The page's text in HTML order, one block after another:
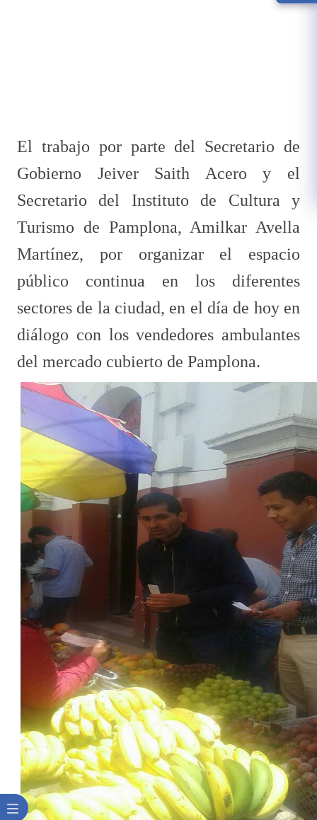
​El trabajo por parte del Secretario de
Gobierno Jeiver Saith Acero y el
Secretario del Instituto de Cultura y
Turismo de Pamplona, Amilkar Avella
Martínez, por organizar el espacio
público continua en los diferentes
sectores de la ciudad, en el día de hoy en
diálogo con los vendedores ambulantes
del mercado cubierto de Pamplona.​